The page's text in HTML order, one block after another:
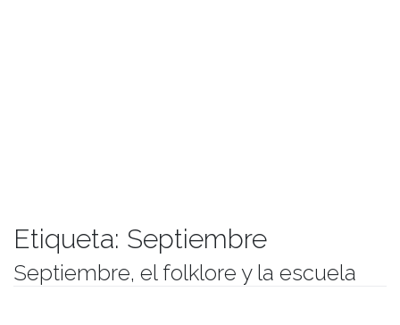
Etiqueta: Septiembre
Septiembre, el folklore y la escuela